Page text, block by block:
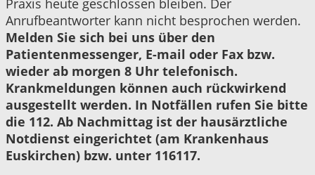
Praxis heute geschlossen bleiben. Der
Anrufbeantworter kann nicht besprochen werden.
Melden Sie sich bei uns über den
Patientenmessenger, E-mail oder Fax bzw.
wieder ab morgen 8 Uhr telefonisch.
Krankmeldungen können auch rückwirkend
ausgestellt werden. In Notfällen rufen Sie bitte
die 112. Ab Nachmittag ist der hausärztliche
Notdienst eingerichtet (am Krankenhaus
Euskirchen) bzw. unter 116117.